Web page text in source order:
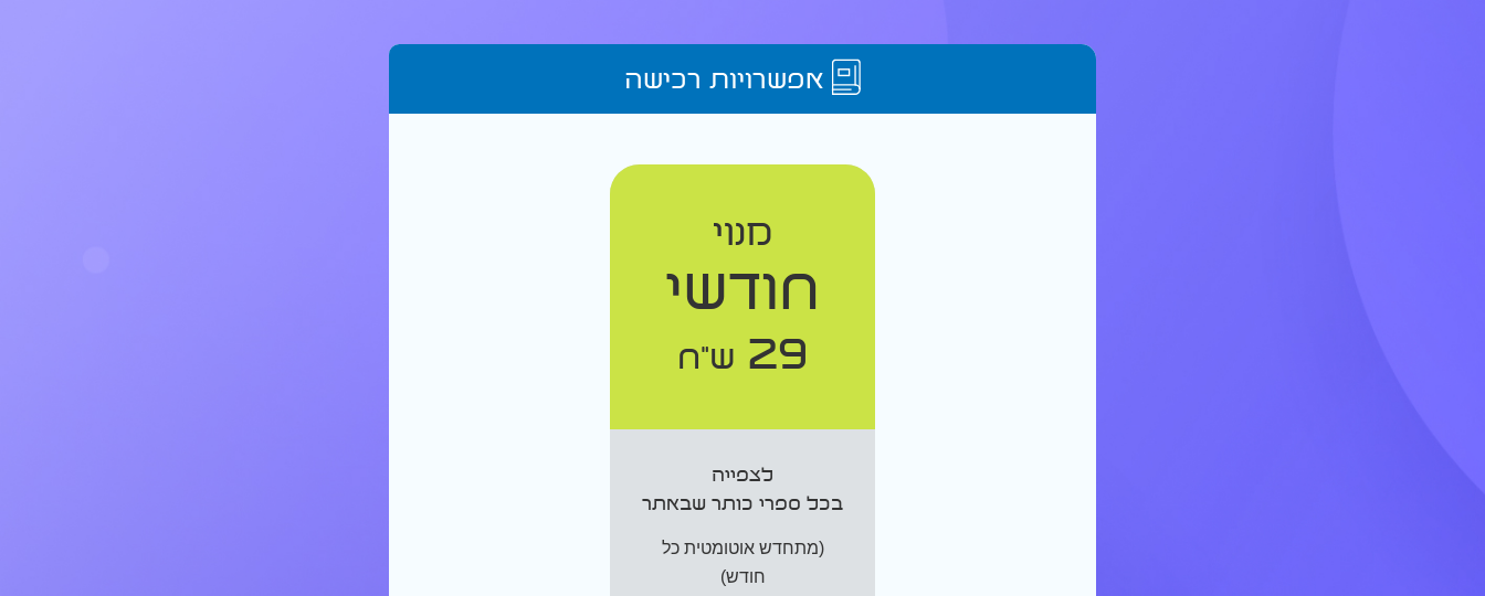
אפשרויות רכישה
מנוי
חודשי
29 ש"ח
לצפייה
בכל ספרי כותר שבאתר
(מתחדש אוטומטית כל
חודש)